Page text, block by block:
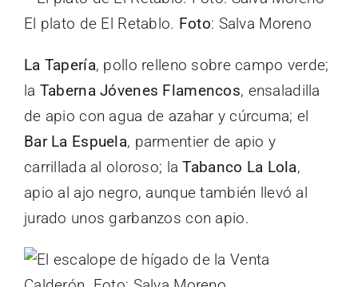
El plato de El Retablo. Foto: Salva Moreno
La Tapería, pollo relleno sobre campo verde;
la Taberna Jóvenes Flamencos, ensaladilla
de apio con agua de azahar y cúrcuma; el
Bar La Espuela, parmentier de apio y
carrillada al oloroso; laTabanco La Lola,
apio al ajo negro, aunque también llevó al
jurado unos garbanzos con apio.